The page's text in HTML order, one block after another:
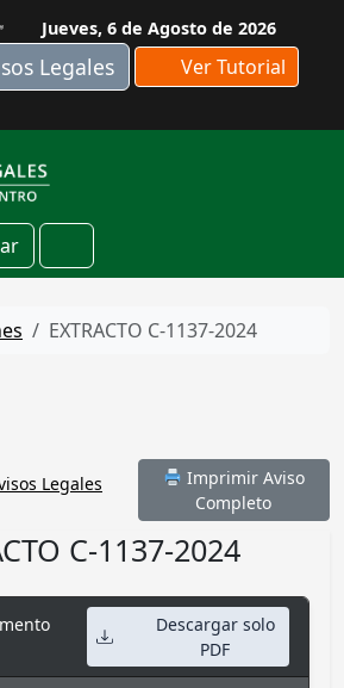
Jueves, 6 de Agosto de 2026
Legales Ver Tutorial
Cart
EXTRACTO C-1137-2024
Legales
Imprimir Aviso
Completo
C-1137-2024
Descargar solo
PDF